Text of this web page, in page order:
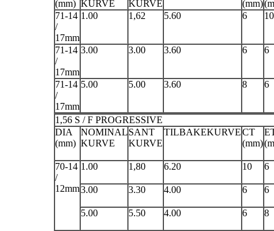
(mm) KURVE
KURVE
(mm)
71-14
/
17mm
1.00 1,62 5.60 6 10
71-14
/
17mm
3.00 3.00 3.60 6 6
71-14
/
17mm
5.00 5.00 3.60 8 6
1,56 S / F PROGRESSIVE
DIA
(mm)
NOMINAL
KURVE
SANT
KURVE
TILBAKEKURVECT
(mm)
70-14
/
12mm
1.00 1,80 6.20 10 6
3.00 3.30 4.00 6 6
5.00 5.50 4.00 6 8